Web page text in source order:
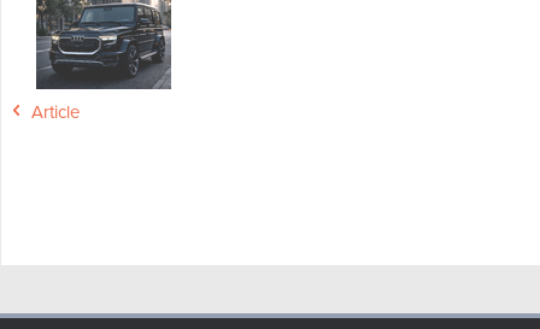
Article